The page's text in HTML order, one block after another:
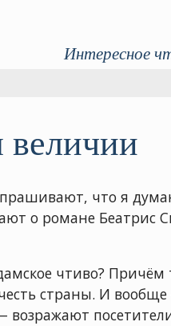
Интересное
что я
о романе Беатрис
чтиво? Причём
страны. И